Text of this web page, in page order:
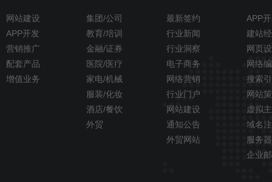
网站建设
APP开发
营销推广
配套产品
增值业务
集团/公司
教育/培训
金融/证券
医院/医疗
家电/机械
服装/化妆
酒店/餐饮
外贸
最新签约
行业新闻
行业洞察
电子商务
网络营销
行业门户
网站建设
通知公告
外贸网站
APP
建站
网页
网络
搜索
网站
虚拟
域名
服务器
企业